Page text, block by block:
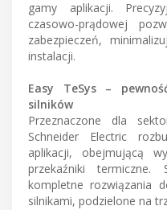
gamy aplikacji.
czasowo-prądowej
zabezpieczeń,
instalacji.
Easy TeSys –
silników
Przeznaczone dla
Schneider Electric
aplikacji, obejmującą
przekaźniki
kompletne rozwiązania
silnikami, podzielone na